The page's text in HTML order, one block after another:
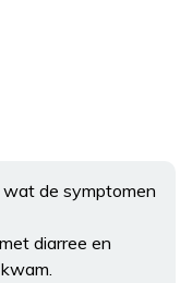
de symptomen
diarree en